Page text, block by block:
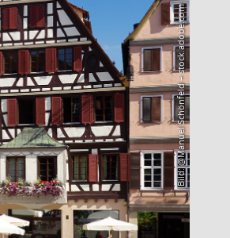
Bild: @Manuel Schönfeld – stock.adobe.com